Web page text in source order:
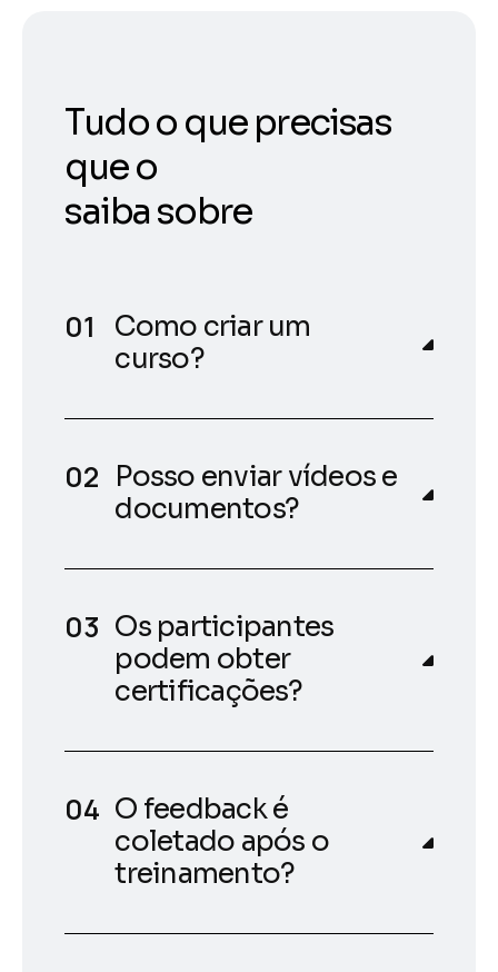
Tudo o que precisas
que o
saiba sobre
Como criar um
curso?
Posso enviar vídeos e
documentos?
Os participantes
podem obter
certificações?
O feedback é
coletado após o
treinamento?